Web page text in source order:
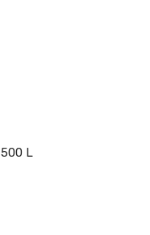
500 L